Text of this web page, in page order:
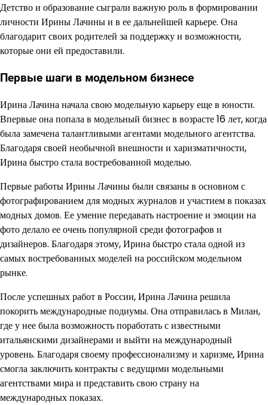
Детство и образование сыграли важную роль в формировании
личности Ирины Лачины и в ее дальнейшей карьере. Она
благодарит своих родителей за поддержку и возможности,
которые они ей предоставили.
Первые шаги в модельном бизнесе
Ирина Лачина начала свою модельную карьеру еще в юности.
Впервые она попала в модельный бизнес в возрасте 16 лет, когда
была замечена талантливыми агентами модельного агентства.
Благодаря своей необычной внешности и харизматичности,
Ирина быстро стала востребованной моделью.
Первые работы Ирины Лачины были связаны в основном с
фотографированием для модных журналов и участием в показах
модных домов. Ее умение передавать настроение и эмоции на
фото делало ее очень популярной среди фотографов и
дизайнеров. Благодаря этому, Ирина быстро стала одной из
самых востребованных моделей на российском модельном
рынке.
После успешных работ в России, Ирина Лачина решила
покорить международные подиумы. Она отправилась в Милан,
где у нее была возможность поработать с известными
итальянскими дизайнерами и выйти на международный
уровень. Благодаря своему профессионализму и харизме, Ирина
смогла заключить контракты с ведущими модельными
агентствами мира и представить свою страну на
международных показах.